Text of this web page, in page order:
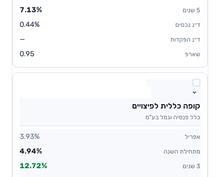
7.13%
0.44%
—
0.95
קופה כללית לפיצויים
כלל פנסיה וגמל בע"מ
3.93%
4.94%
12.72%